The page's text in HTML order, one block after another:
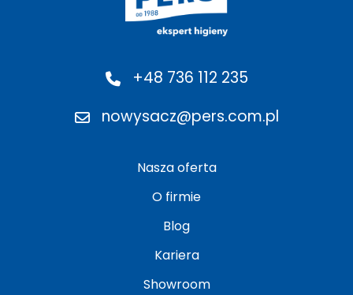
+48 736 112 235
nowysacz@pers.com.pl
Nasza oferta
O firmie
Blog
Kariera
Showroom